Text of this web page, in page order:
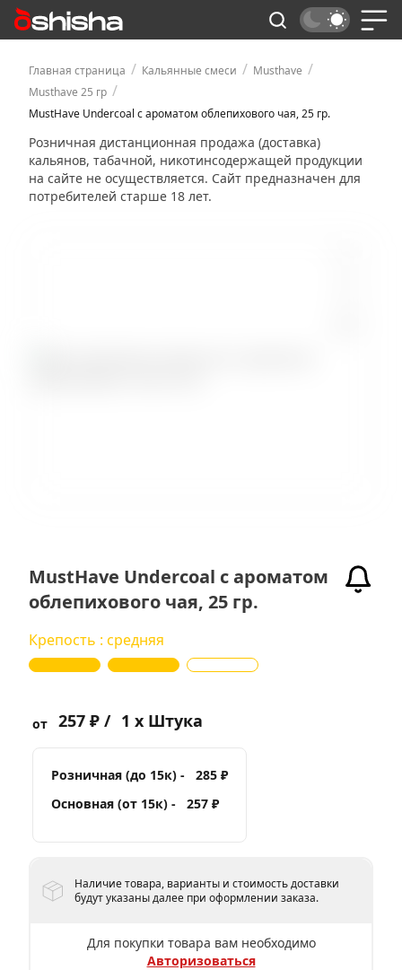
Главная страница / Кальянные смеси / Musthave /
Musthave 25 гр /
MustHave Undercoal с ароматом облепихового чая, 25 гр.
Розничная дистанционная продажа (доставка)
кальянов, табачной, никотинсодержащей продукции
на сайте не осуществляется. Сайт предназначен для
потребителей старше 18 лет.
MustHave Undercoal с ароматом
облепихового чая, 25 гр.
Крепость : средняя
от 257 ₽ / 1 x Штука
Розничная (до 15к) -
285 ₽
Основная (от 15к) -
257 ₽
Наличие товара, варианты и стоимость доставки
будут указаны далее при оформлении заказа.
Для покупки товара вам необходимо
Авторизоваться